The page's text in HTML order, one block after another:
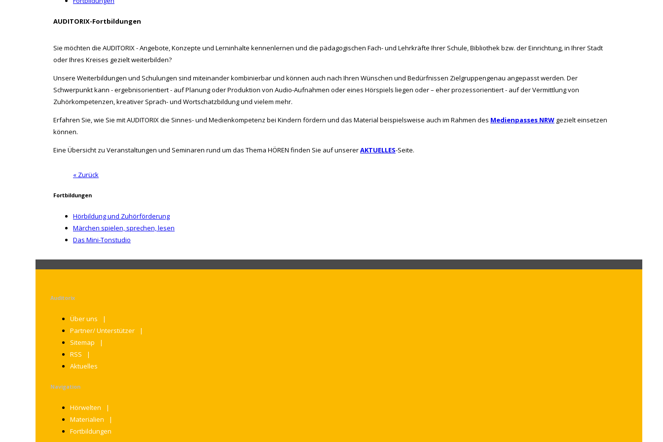
AUDITORIX-Fortbildungen
Sie möchten die AUDITORIX - Angebote, Konzepte und Lerninhalte kennenlernen und die pädagogischen Fach- und Lehrkräfte Ihrer Schule, Bibliothek bzw. der Einrichtung, in Ihrer Stadt
oder Ihres Kreises gezielt weiterbilden?
Unsere Weiterbildungen und Schulungen sind miteinander kombinierbar und können auch nach Ihren Wünschen und Bedürfnissen Zielgruppengenau angepasst werden. Der
Schwerpunkt kann - ergebnisorientiert - auf Planung oder Produktion von Audio-Aufnahmen oder eines Hörspiels liegen oder – eher prozessorientiert - auf der Vermittlung von
Zuhörkompetenzen, kreativer Sprach- und Wortschatzbildung und vielem mehr.
Erfahren Sie, wie Sie mit AUDITORIX die Sinnes- und Medienkompetenz bei Kindern fördern und das Material beispielsweise auch im Rahmen des Medienpasses NRW gezielt einsetzen
können.
Eine Übersicht zu Veranstaltungen und Seminaren rund um das Thema HÖREN finden Sie auf unsererAKTUELLES-Seite.
« Zurück
Fortbildungen
Hörbildung und Zuhörförderung
Märchen spielen, sprechen, lesen
Das Mini-Tonstudio
Auditorix
Über uns
Partner/ Unterstützer
Sitemap
RSS
Aktuelles
Navigation
Hörwelten
Materialien
Fortbildungen